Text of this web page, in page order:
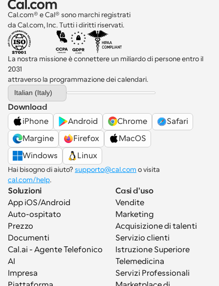
Cal.com® e Cal® sono marchi registrati
da Cal.com, Inc. Tutti i diritti riservati.
La nostra missione è connettere un miliardo di persone entro il
2031
attraverso la programmazione dei calendari.
Select Language
Italian (Italy)
Download
iPhone
Android Chrome
Safari
Margine
Firefox
MacOS
Windows
Linux
Hai bisogno di aiuto? supporto@cal.com
cal.com/help.
Soluzioni
App iOS/Android
Auto-ospitato
Prezzo
Documenti
Cal.ai - Agente Telefonico
AI
Impresa
Casi d'uso
Vendite
Marketing
Acquisizione di talenti
Servizio clienti
Istruzione Superiore
Telemedicina
Servizi Professionali